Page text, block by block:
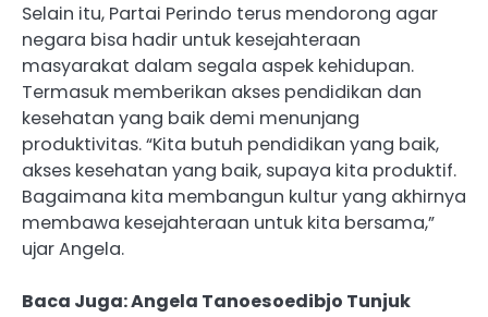
Selain itu, Partai Perindo terus mendorong agar
negara bisa hadir untuk kesejahteraan
masyarakat dalam segala aspek kehidupan.
Termasuk memberikan akses pendidikan dan
kesehatan yang baik demi menunjang
produktivitas. “Kita butuh pendidikan yang baik,
akses kesehatan yang baik, supaya kita produktif.
Bagaimana kita membangun kultur yang akhirnya
membawa kesejahteraan untuk kita bersama,”
ujar Angela.
Baca Juga: Angela Tanoesoedibjo Tunjuk